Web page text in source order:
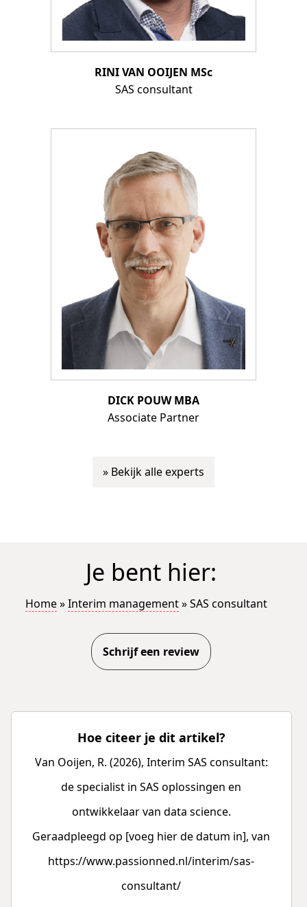
RINI VAN OOIJEN MSc
SAS consultant
DICK POUW MBA
Associate Partner
» Bekijk alle experts
Je bent hier:
Home»Interim management»SAS consultant
Schrijf een review
Hoe citeer je dit artikel?
Van Ooijen, R. (2026), Interim SAS consultant:
de specialist in SAS oplossingen en
ontwikkelaar van data science.
Geraadpleegd op [voeg hier de datum in], van
https://www.passionned.nl/interim/sas-
consultant/